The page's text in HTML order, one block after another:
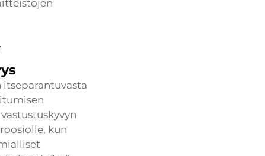
itseparantuvasta
kun